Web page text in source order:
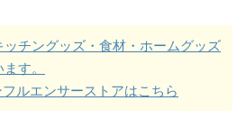
ッチングッズ・食材・ホームグッズ
す。
ルエンサーストアはこちら